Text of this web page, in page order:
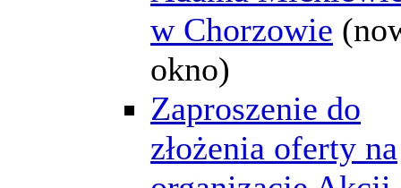
w Chorzowie
okno)
Zaproszenie do
złożenia oferty na